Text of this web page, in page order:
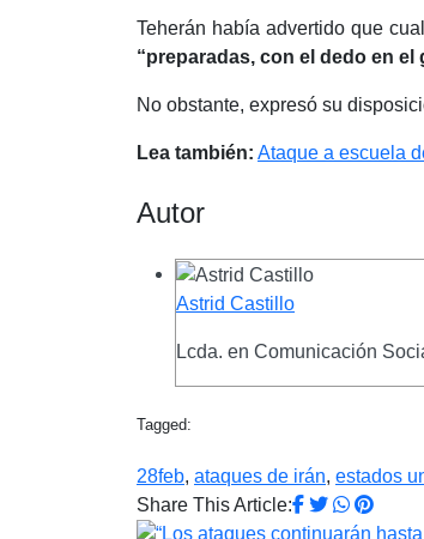
Teherán había advertido que
“preparadas, con el dedo en
No obstante, expresó su
Lea también: Ataque a escuela
Autor
Astrid Castillo
Lcda. en Comunicación
Tagged:
28feb, ataques de irán, estados
Share This Article: